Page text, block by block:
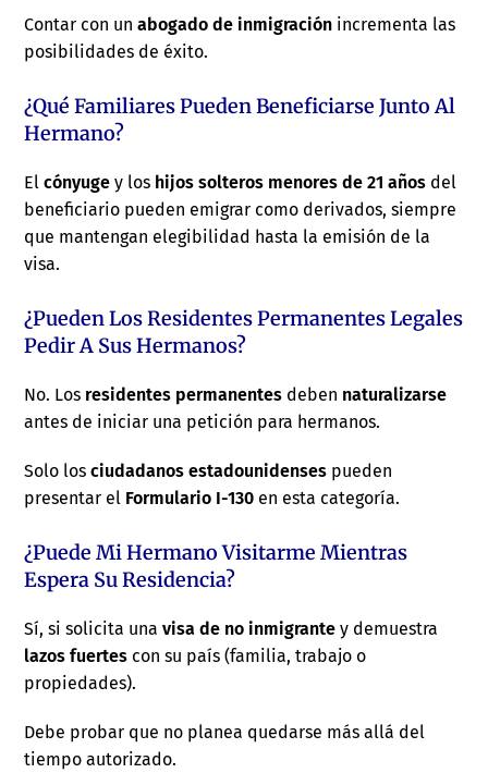
Contar con unabogado de inmigración incrementa las
posibilidades de éxito.
¿Qué Familiares Pueden Beneficiarse Junto Al
Hermano?
Elcónyuge y los hijos solteros menores de 21 años del
beneficiario pueden emigrar como derivados, siempre
que mantengan elegibilidad hasta la emisión de la
visa.
¿Pueden Los Residentes Permanentes Legales
Pedir A Sus Hermanos?
No. Los residentes permanentes deben naturalizarse
antes de iniciar una petición para hermanos.
Solo losciudadanos estadounidenses pueden
presentar el Formulario I-130 en esta categoría.
¿Puede Mi Hermano Visitarme Mientras
Espera Su Residencia?
Sí, si solicita unavisa de no inmigrante y demuestra
lazos fuertes con su país (familia, trabajo o
propiedades).
Debe probar que no planea quedarse más allá del
tiempo autorizado.